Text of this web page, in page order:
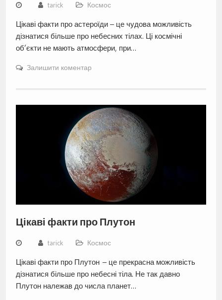
tarick Космос
Цікаві факти про астероїди – це чудова можливість
дізнатися більше про небесних тілах. Ці космічні
об’єкти не мають атмосфери, при…
Залишити коментар
Цікаві факти про Плутон
tarick Космос
Цікаві факти про Плутон – це прекрасна можливість
дізнатися більше про небесні тіла. Не так давно
Плутон належав до числа планет…